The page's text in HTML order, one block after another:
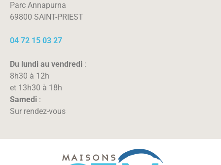
Parc Annapurna
69800 SAINT-PRIEST
04 72 15 03 27
Du lundi au vendredi :
8h30 à 12h
et 13h30 à 18h
Samedi :
Sur rendez-vous